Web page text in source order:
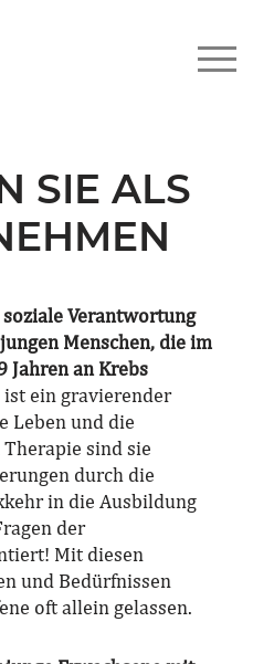
SIE ALS
Verantwortung
Menschen, die im
Jahren an Krebs
ist ein gravierender
Leben und die
sind sie
durch die
in die Ausbildung
der
Mit diesen
und Bedürfnissen
oft allein gelassen.